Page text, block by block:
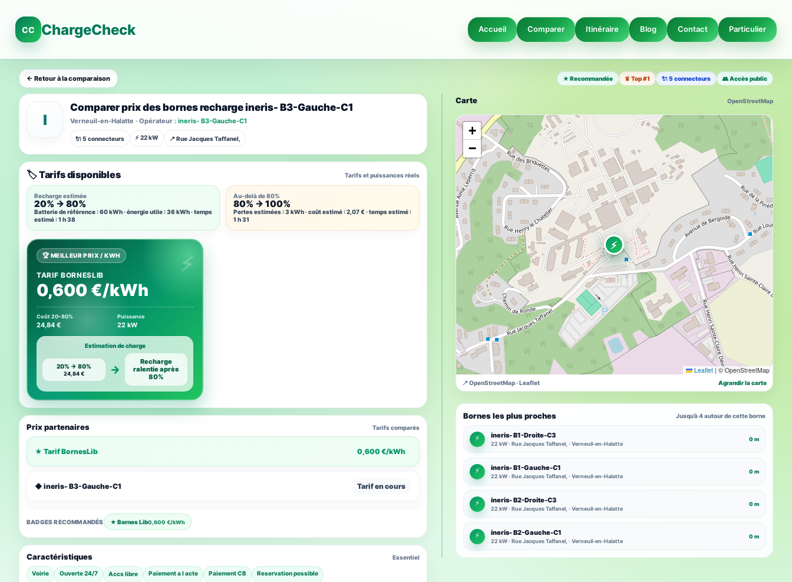
CC ChargeCheck Accueil Comparer Itinéraire Blog Contact Particulier
← Retour à la comparaison ★ Recommandée ♛ Top #1 🔌 5 connecteurs 👥 Accès public
I
Comparer prix des bornes recharge ineris- B3-Gauche-C1
Verneuil-en-Halatte · Opérateur : ineris- B3-Gauche-C1
🔌 5 connecteurs ⚡ 22 kW 📍 Rue Jacques Taffanel,
Carte OpenStreetMap
⚡
+
−
Leaflet | © OpenStreetMap
📍 OpenStreetMap · Leaflet Agrandir la carte
Bornes les plus proches Jusqu’à 4 autour de cette borne
⚡ ineris- B1-Droite-C3
22 kW · Rue Jacques Taffanel, · Verneuil-en-Halatte
0 m
⚡ ineris- B1-Gauche-C1
22 kW · Rue Jacques Taffanel, · Verneuil-en-Halatte
0 m
⚡ ineris- B2-Droite-C3
22 kW · Rue Jacques Taffanel, · Verneuil-en-Halatte
0 m
⚡ ineris- B2-Gauche-C1
22 kW · Rue Jacques Taffanel, · Verneuil-en-Halatte
0 m
🏷️ Tarifs disponibles Tarifs et puissances réels
Recharge estimée
20% → 80%
Batterie de référence : 60 kWh · énergie utile : 36 kWh · temps
estimé : 1 h 38
Au-delà de 80%
80% → 100%
Pertes estimées : 3 kWh · coût estimé : 2,07 € · temps estimé :
1 h 31
🏆 MEILLEUR PRIX / KWH
TARIF BORNESLIB
0,600 €/kWh
Coût 20–80%
24,84 €
Puissance
22 kW
Estimation de charge
20% → 80%
24,84 € →
Recharge
ralentie après
80%
Prix partenaires Tarifs comparés
★ Tarif BornesLib 0,600 €/kWh
◆ ineris- B3-Gauche-C1 Tarif en cours
BADGES RECOMMANDÉS ★ Bornes Lib0,600 €/kWh
Caractéristiques Essentiel
Voirie Ouverte 24/7 Accs libre Paiement a l acte Paiement CB Reservation possible